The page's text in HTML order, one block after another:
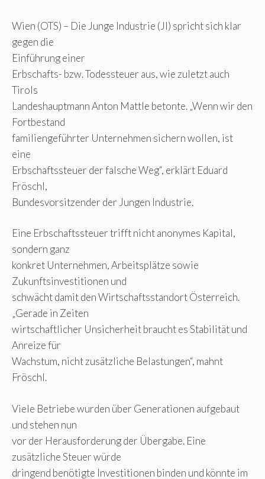
Wien (OTS) – Die Junge Industrie (JI) spricht sich klar
gegen die
Einführung einer
Erbschafts- bzw. Todessteuer aus, wie zuletzt auch
Tirols
Landeshauptmann Anton Mattle betonte. „Wenn wir den
Fortbestand
familiengeführter Unternehmen sichern wollen, ist
eine
Erbschaftssteuer der falsche Weg“, erklärt Eduard
Fröschl,
Bundesvorsitzender der Jungen Industrie.
Eine Erbschaftssteuer trifft nicht anonymes Kapital,
sondern ganz
konkret Unternehmen, Arbeitsplätze sowie
Zukunftsinvestitionen und
schwächt damit den Wirtschaftsstandort Österreich.
„Gerade in Zeiten
wirtschaftlicher Unsicherheit braucht es Stabilität und
Anreize für
Wachstum, nicht zusätzliche Belastungen“, mahnt
Fröschl.
Viele Betriebe wurden über Generationen aufgebaut
und stehen nun
vor der Herausforderung der Übergabe. Eine
zusätzliche Steuer würde
dringend benötigte Investitionen binden und könnte im